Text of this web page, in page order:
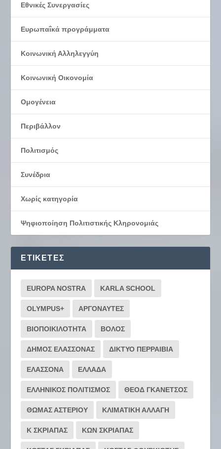
Εθνικές Συνεργασίες
Ευρωπαΐκά προγράμματα
Κοινωνική Αλληλεγγύη
Κοινωνική Οικονομία
Ομογένεια
Περιβάλλον
Πολιτισμός
Συνέδρια
Χωρίς κατηγορία
Ψηφιοποίηση Πολιτιστικής Κληρονομιάς
ΕΤΙΚΈΤΕΣ
EUROPA NOSTRA KARLA SCHOOL
OLYMPUS+ ΑΡΓΟΝΑΥΤΕΣ
ΒΙΟΠΟΙΚΙΛΟΤΗΤΑ ΒΟΛΟΣ
ΔΗΜΟΣ ΕΛΑΣΣΟΝΑΣ ΔΙΚΤΥΟ ΠΕΡΡΑΙΒΙΑ
ΕΛΑΣΣΟΝΑ ΕΛΛΑΔΑ
ΕΛΛΗΝΙΚΟΣ ΠΟΛΙΤΙΣΜΟΣ ΘΕΟΔ ΓΚΑΝΕΤΣΟΣ
ΘΩΜΑΣ ΑΣΤΕΡΙΟΥ ΚΛΙΜΑΤΙΚΗ ΑΛΛΑΓΗ
Κ ΣΚΡΙΑΠΑΣ ΚΩΝ ΣΚΡΙΑΠΑΣ